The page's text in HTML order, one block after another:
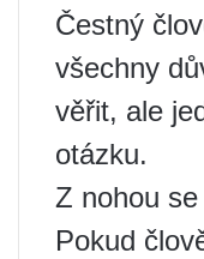
Čestný
všechny
věřit, ale
otázku.
Z nohou
Pokud